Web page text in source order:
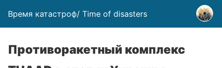
Время катастроф/ Time of disasters
Противоракетный комплекс